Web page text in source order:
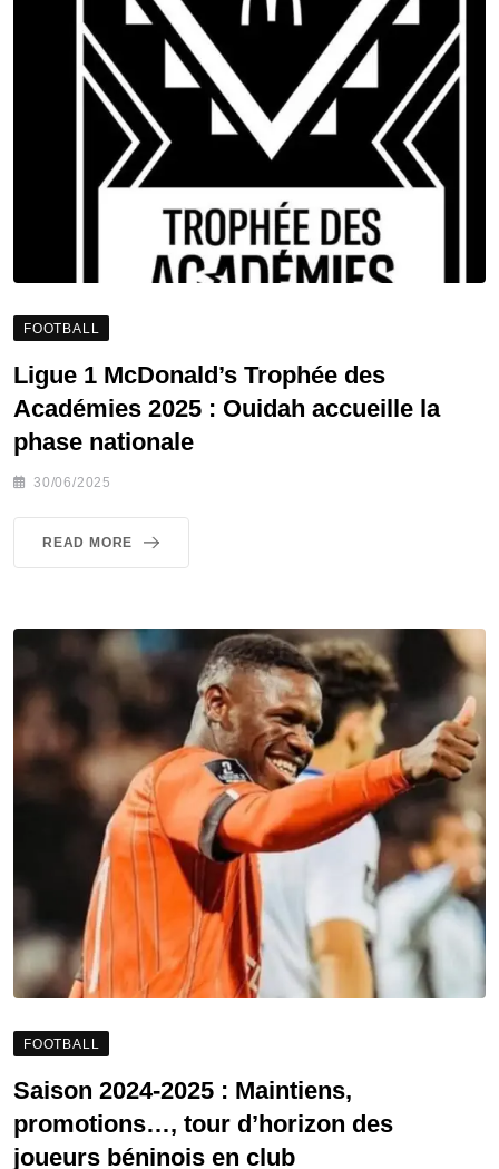
FOOTBALL
Ligue 1 McDonald’s Trophée des
Académies 2025 : Ouidah accueille la
phase nationale
30/06/2025
READ MORE
FOOTBALL
Saison 2024-2025 : Maintiens,
promotions…, tour d’horizon des
joueurs béninois en club